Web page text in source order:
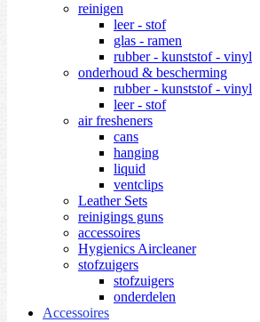
reinigen
leer - stof
glas - ramen
rubber - kunststof - vinyl
onderhoud & bescherming
rubber - kunststof - vinyl
leer - stof
air fresheners
cans
hanging
liquid
ventclips
Leather Sets
reinigings guns
accessoires
Hygienics Aircleaner
stofzuigers
stofzuigers
onderdelen
Accessoires